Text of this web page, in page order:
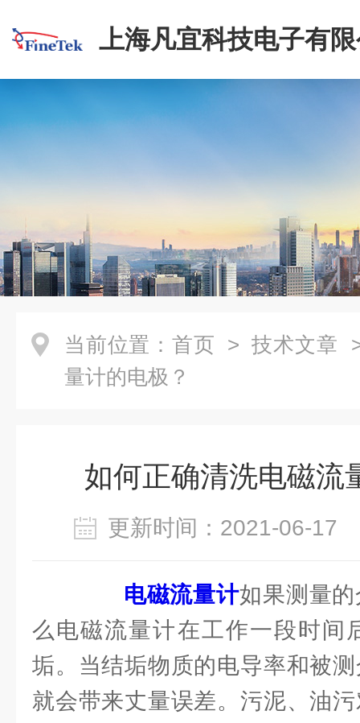
上海凡宜科技电子有
当前位置： 首页 > 技术文章
量计的电极？
如何正确清洗电磁流
更新时间：2021-06-
电磁流量计如果测量
么电磁流量计在工作一段时间
垢。当结垢物质的电导率和被
就会带来丈量误差。污泥、油